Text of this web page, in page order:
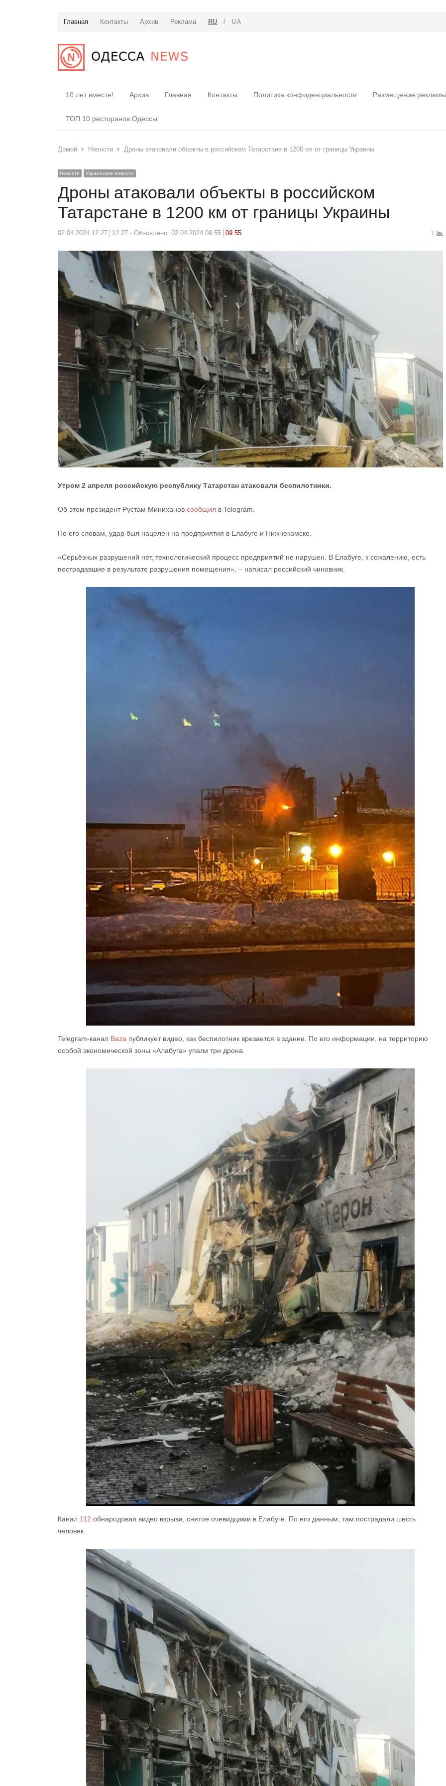
Главная Контакты Архив Реклама RU / UA
10 лет вместе! Архив Главная Контакты Политика конфиденциальности Размещение рекламы
ТОП 10 ресторанов Одессы
Домой Новости Дроны атаковали объекты в российском Татарстане в 1200 км от границы Украины
Новости Украинские новости
Дроны атаковали объекты в российском
Татарстане в 1200 км от границы Украины
02.04.2024 12:27 12:27 Обновлено: 02.04.2024 09:55 09:55 1
Утром 2 апреля российскую республику Татарстан атаковали беспилотники.
Об этом президент Рустам Миниханов сообщил в Telegram.
По его словам, удар был нацелен на предприятия в Елабуге и Нижнекамске.
«Серьёзных разрушений нет, технологический процесс предприятий не нарушен. В Елабуге, к сожалению, есть
пострадавшие в результате разрушения помещения», – написал российский чиновник.
Telegram-канал Baza публикует видео, как беспилотник врезается в здание. По его информации, на территорию
особой экономической зоны «Алабуга» упали три дрона.
Канал 112 обнародовал видео взрыва, снятое очевидцами в Елабуге. По его данным, там пострадали шесть
человек.